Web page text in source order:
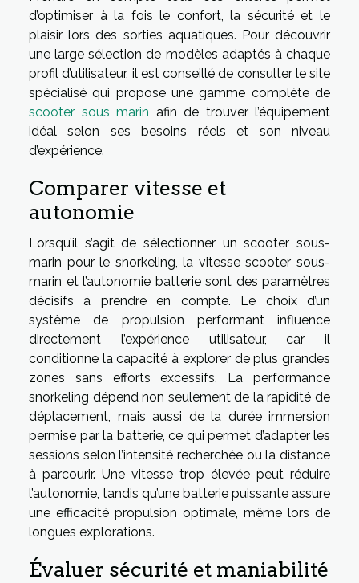
d’optimiser à la fois le confort, la sécurité et le
plaisir lors des sorties aquatiques. Pour découvrir
une large sélection de modèles adaptés à chaque
profil d’utilisateur, il est conseillé de consulter le site
spécialisé qui propose une gamme complète de
scooter sous marin afin de trouver l’équipement
idéal selon ses besoins réels et son niveau
d’expérience.
Comparer vitesse et
autonomie
Lorsqu’il s’agit de sélectionner un scooter sous-
marin pour le snorkeling, la vitesse scooter sous-
marin et l’autonomie batterie sont des paramètres
décisifs à prendre en compte. Le choix d’un
système de propulsion performant influence
directement l’expérience utilisateur, car il
conditionne la capacité à explorer de plus grandes
zones sans efforts excessifs. La performance
snorkeling dépend non seulement de la rapidité de
déplacement, mais aussi de la durée immersion
permise par la batterie, ce qui permet d’adapter les
sessions selon l’intensité recherchée ou la distance
à parcourir. Une vitesse trop élevée peut réduire
l’autonomie, tandis qu’une batterie puissante assure
une efficacité propulsion optimale, même lors de
longues explorations.
Évaluer sécurité et maniabilité